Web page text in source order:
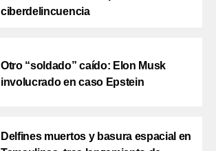
ciberdelincuencia
Otro “soldado” caído: Elon Musk
involucrado en caso Epstein
Delfines muertos y basura espacial en